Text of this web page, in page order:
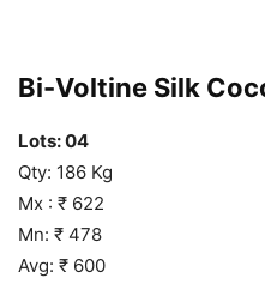
Bi-Voltine Silk
Lots: 04
Qty: 186 Kg
Mx : ₹ 622
Mn: ₹ 478
Avg: ₹ 600